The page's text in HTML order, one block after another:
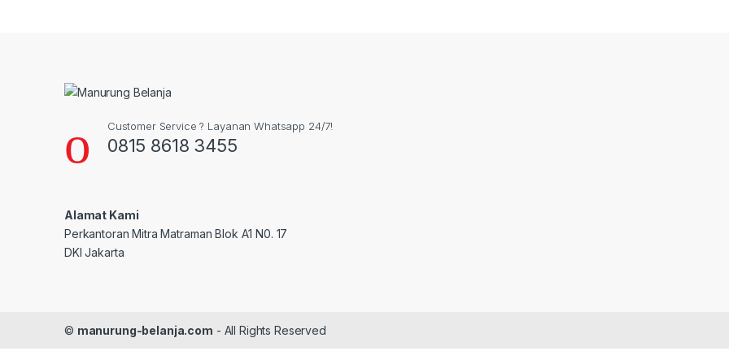
Customer Service ? Layanan Whatsapp 24/7!
0815 8618 3455
Alamat Kami
Perkantoran Mitra Matraman Blok A1 N0. 17
DKI Jakarta
© manurung-belanja.com - All Rights Reserved